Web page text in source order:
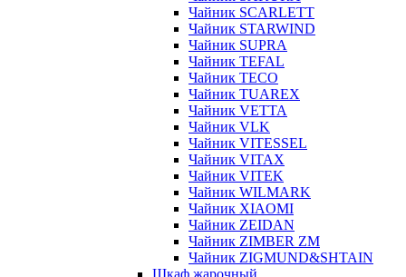
Чайник SCARLETT
Чайник STARWIND
Чайник SUPRA
Чайник TEFAL
Чайник TECO
Чайник TUAREX
Чайник VETTA
Чайник VLK
Чайник VITESSEL
Чайник VITAX
Чайник VITEK
Чайник WILMARK
Чайник XIAOMI
Чайник ZEIDAN
Чайник ZIMBER ZM
Чайник ZIGMUND&SHTAIN
Шкаф жарочный